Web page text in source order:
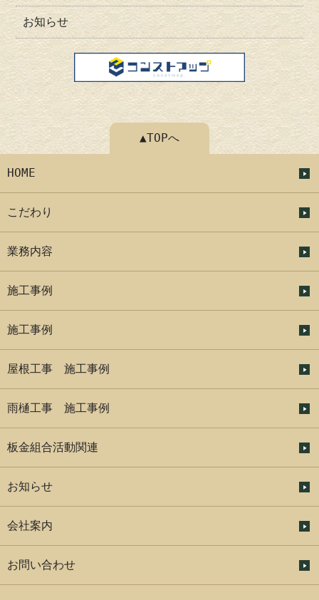
お知らせ
▲TOPへ
HOME
こだわり
業務内容
施工事例
施工事例
屋根工事 施工事例
雨樋工事 施工事例
板金組合活動関連
お知らせ
会社案内
お問い合わせ